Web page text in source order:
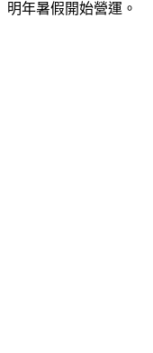
明年暑假開始營運。